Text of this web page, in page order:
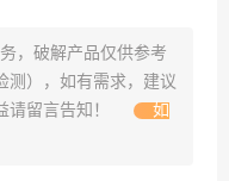
，破解产品仅供参考
测），如有需求，建议
留言告知！
如